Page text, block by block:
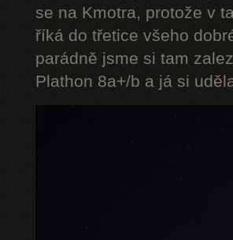
se na Kmotra, protože v
říká do třetice všeho
parádně jsme si tam
Plathon 8a+/b a já si